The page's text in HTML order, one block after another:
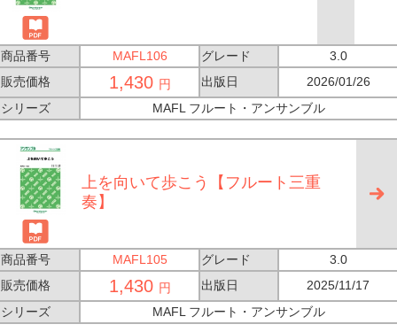
商品番号 MAFL106 グレード
3.0
販売価格
1,430 円 出版日
2026/01/26
シリーズ
MAFL フルート・アンサンブル
上を向いて歩こう【フルート三重
奏】
商品番号 MAFL105 グレード
3.0
販売価格
1,430 円 出版日
2025/11/17
シリーズ
MAFL フルート・アンサンブル